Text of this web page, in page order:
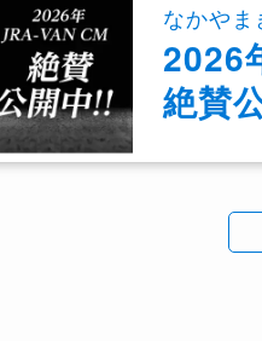
なかやま
2026
絶賛